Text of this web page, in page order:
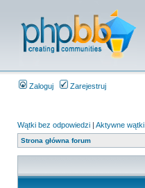
Zaloguj Zarejestruj
Wątki bez odpowiedzi | Aktywne wątki
Strona główna forum